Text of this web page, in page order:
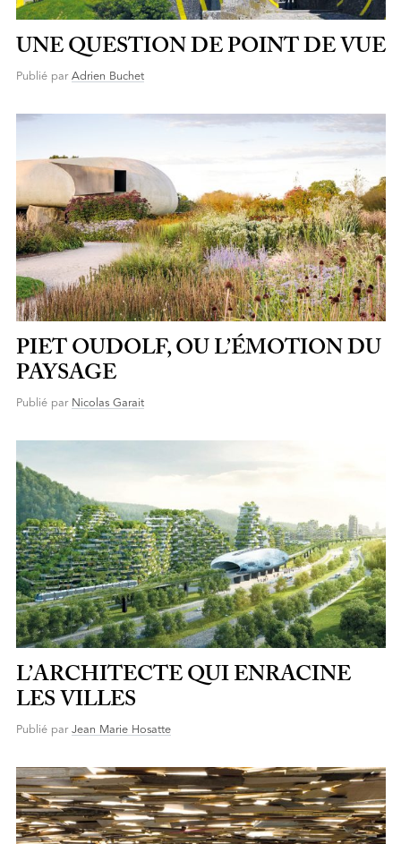
UNE QUESTION DE POINT DE VUE
Publié par Adrien Buchet
PIET OUDOLF, OU L’ÉMOTION DU
PAYSAGE
Publié par Nicolas Garait
L’ARCHITECTE QUI ENRACINE
LES VILLES
Publié par Jean Marie Hosatte